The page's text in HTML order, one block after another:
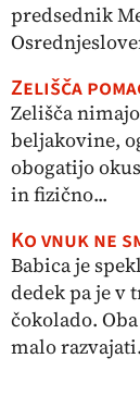
predsednik
Zelišča
Zelišča
beljakovine,
obogatijo
in fizično...
Ko vnuk ne
Babica je
dedek pa je
čokolado.
malo razvajati.